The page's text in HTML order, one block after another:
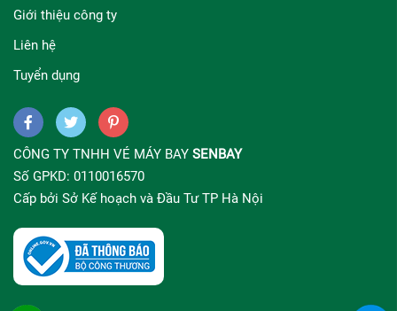
Giới thiệu công ty
Liên hệ
Tuyển dụng
CÔNG TY TNHH VÉ MÁY BAY SENBAY
Số GPKD: 0110016570
Cấp bởi Sở Kế hoạch và Đầu Tư TP Hà Nội